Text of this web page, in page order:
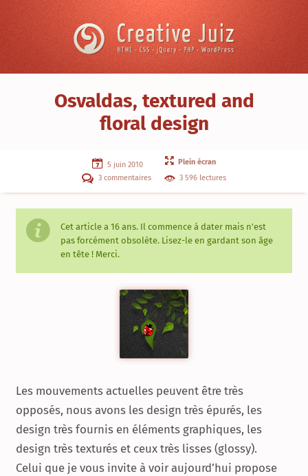
Osvaldas, textured and
floral design
5 juin 2010
Plein écran
3 commentaires
3 596 lectures
Cet article a 16 ans. Il commence à dater mais n'est
pas forcément obsolète. Lisez-le en gardant son âge
en tête ! Merci.
Les mouvements actuelles peuvent être très
opposés, nous avons les design très épurés, les
design très fournis en éléments graphiques, les
design très texturés et ceux très lisses (glossy).
Celui que je vous invite à voir aujourd’hui propose